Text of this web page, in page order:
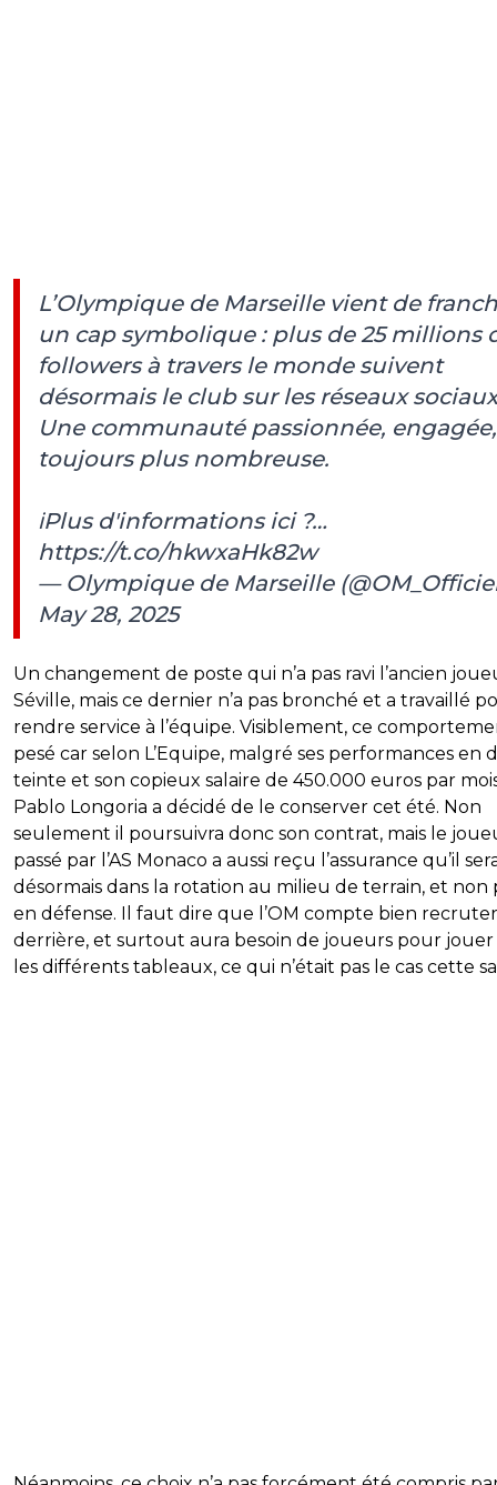
L’Olympique de Marseille vient de
un cap symbolique : plus de 25 millions
followers à travers le monde suivent
désormais le club sur les réseaux
Une communauté passionnée,
toujours plus nombreuse.
ℹ️Plus d'informations ici ?…
https://t.co/hkwxaHk82w
— Olympique de Marseille
May 28, 2025
Un changement de poste qui n’a pas ravi l’ancien
Séville, mais ce dernier n’a pas bronché et a travaillé
rendre service à l’équipe. Visiblement, ce
pesé car selon L’Equipe, malgré ses performances en
teinte et son copieux salaire de 450.000 euros par
Pablo Longoria a décidé de le conserver cet été. Non
seulement il poursuivra donc son contrat, mais le
passé par l’AS Monaco a aussi reçu l’assurance qu’il
désormais dans la rotation au milieu de terrain, et non
en défense. Il faut dire que l’OM compte bien recruter
derrière, et surtout aura besoin de joueurs pour jouer
les différents tableaux, ce qui n’était pas le cas cette